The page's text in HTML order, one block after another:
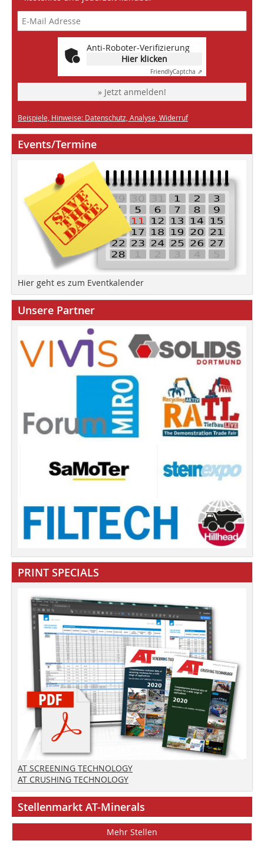
Anti-Roboter-Verifizierung
Hier klicken
FriendlyCaptcha ⇗
» Jetzt anmelden!
Beispiele, Hinweise: Datenschutz, Analyse, Widerruf
Events/Termine
Hier geht es zum Eventkalender
Unsere Partner
PRINT SPECIALS
AT SCREENING TECHNOLOGY
AT CRUSHING TECHNOLOGY
Stellenmarkt AT-Minerals
Mehr Stellen